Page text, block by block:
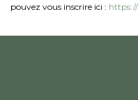
pouvez vous inscrire ici :